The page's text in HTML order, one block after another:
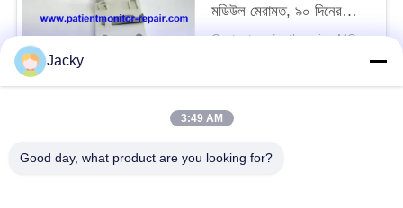
মডিউল মেরামত, ৯০ দিনের
ওয়ারেন্টি সহ এবং ১০টি স্টক
Contact us for the price MOQ:1
Jacky
3:49 AM
Good day, what product are you looking for?